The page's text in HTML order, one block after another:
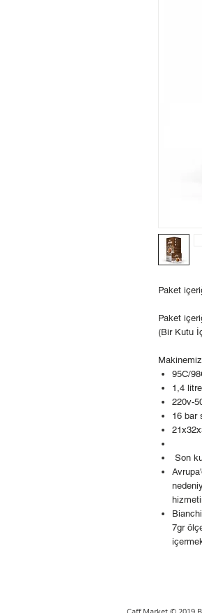
Paket
Paket
(Bir Kutu
95C/
1,4
220v-
16 bar
Son
7gr